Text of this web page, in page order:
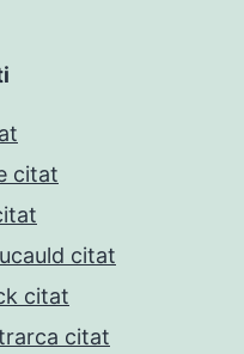
citat
citat
citat
citat